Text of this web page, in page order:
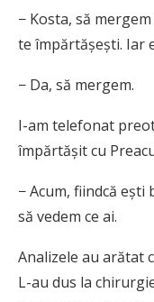
− Kosta, să
te împărtășești. Iar
− Da, să mergem.
I-am telefonat
împărtășit cu
− Acum, fiindcă ești
să vedem ce ai.
Analizele au arătat
L-au dus la